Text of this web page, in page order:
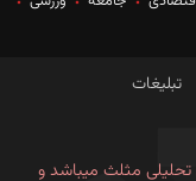
تبلیغات
مثلث میباشد و